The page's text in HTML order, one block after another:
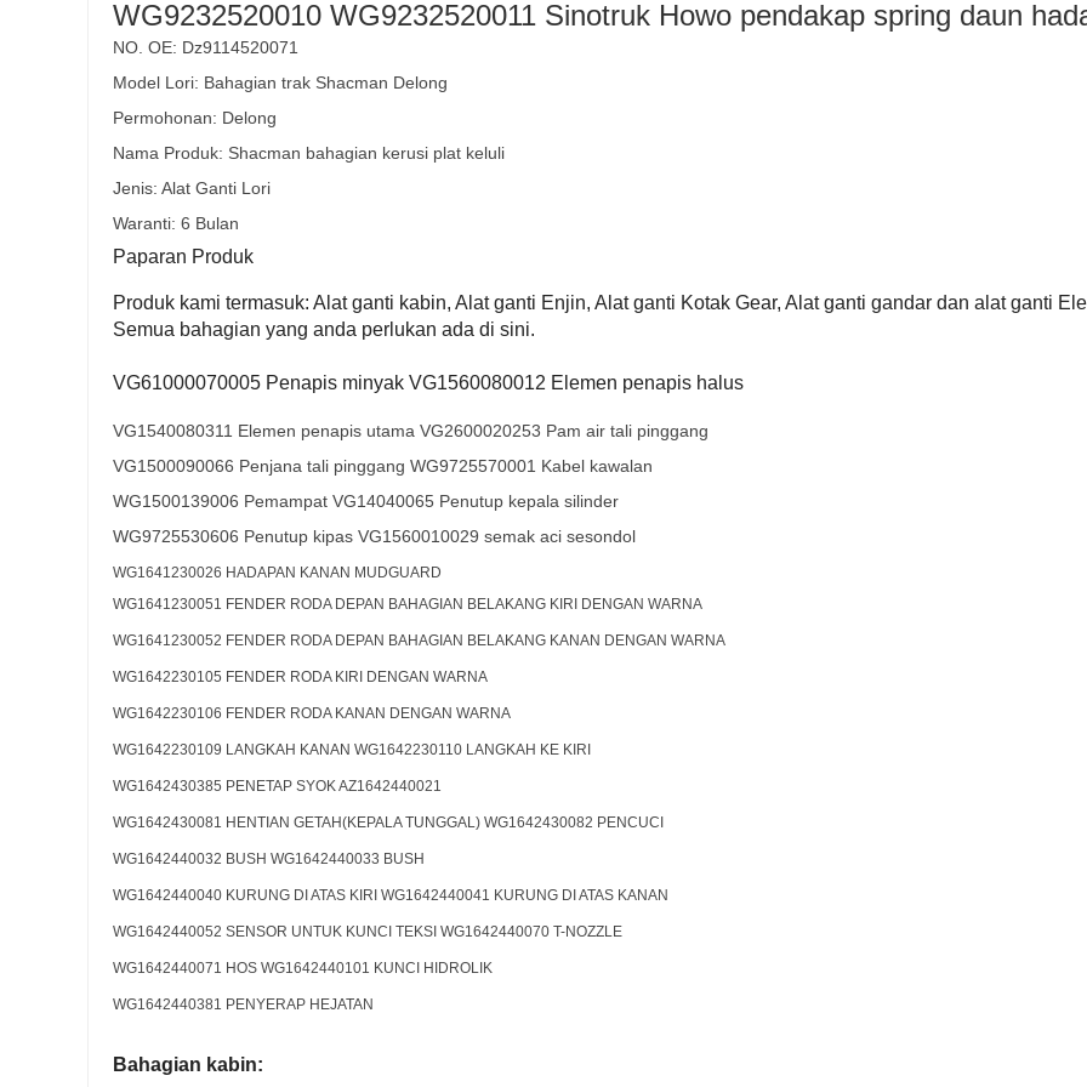
WG9232520010 WG9232520011 Sinotruk Howo pendakap spring daun
NO. OE: Dz9114520071
Model Lori: Bahagian trak Shacman Delong
Permohonan: Delong
Nama Produk: Shacman bahagian kerusi plat keluli
Jenis: Alat Ganti Lori
Waranti: 6 Bulan
Paparan Produk
Produk kami termasuk: Alat ganti kabin, Alat ganti Enjin, Alat ganti Kotak Gear, Alat ganti gandar dan alat ganti
Semua bahagian yang anda perlukan ada di sini.
VG61000070005 Penapis minyak VG1560080012 Elemen penapis halus
VG1540080311 Elemen penapis utama VG2600020253 Pam air tali pinggang
VG1500090066 Penjana tali pinggang WG9725570001 Kabel kawalan
WG1500139006 Pemampat VG14040065 Penutup kepala silinder
WG9725530606 Penutup kipas VG1560010029 semak aci sesondol
WG1641230026 HADAPAN KANAN MUDGUARD
WG1641230051 FENDER RODA DEPAN BAHAGIAN BELAKANG KIRI DENGAN WARNA
WG1641230052 FENDER RODA DEPAN BAHAGIAN BELAKANG KANAN DENGAN WARNA
WG1642230105 FENDER RODA KIRI DENGAN WARNA
WG1642230106 FENDER RODA KANAN DENGAN WARNA
WG1642230109 LANGKAH KANAN WG1642230110 LANGKAH KE KIRI
WG1642430385 PENETAP SYOK AZ1642440021
WG1642430081 HENTIAN GETAH(KEPALA TUNGGAL) WG1642430082 PENCUCI
WG1642440032 BUSH WG1642440033 BUSH
WG1642440040 KURUNG DI ATAS KIRI WG1642440041 KURUNG DI ATAS KANAN
WG1642440052 SENSOR UNTUK KUNCI TEKSI WG1642440070 T-NOZZLE
WG1642440071 HOS WG1642440101 KUNCI HIDROLIK
WG1642440381 PENYERAP HEJATAN
Bahagian kabin: